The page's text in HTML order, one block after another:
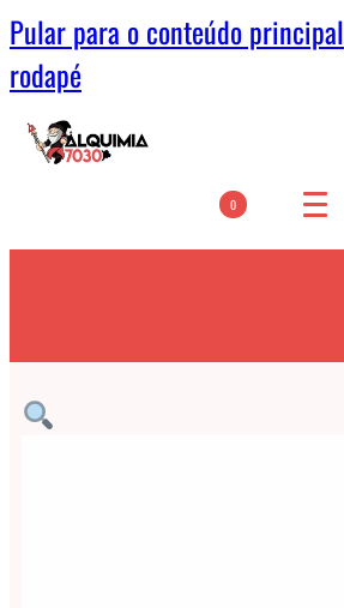
Pular para o conteúdo principal
rodapé
0